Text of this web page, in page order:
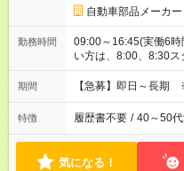
自動車部品メーカー
勤務時間
09:00～16:45(実働6
い方は、8:00、8:30ス
期間 【急募】即日～長期
特徴 履歴書不要 / 40～50
気になる！